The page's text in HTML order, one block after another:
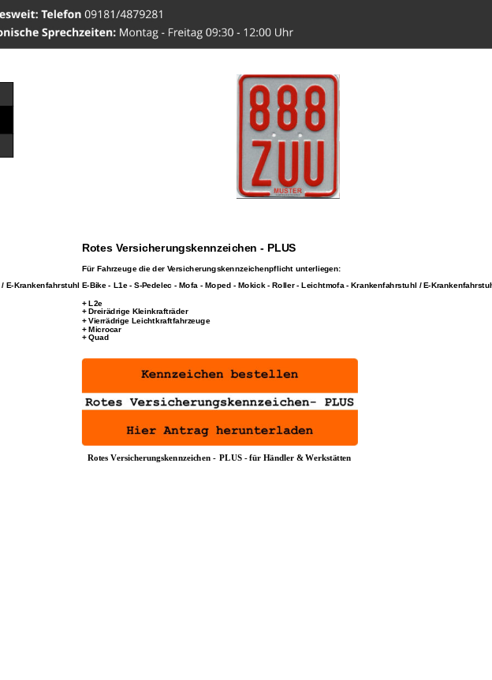
E-Krankenfahrstuhl
Rotes Versicherungskennzeichen - PLUS
Für Fahrzeuge die der Versicherungskennzeichenpflicht unterliegen:
E-Bike - L1e - S-Pedelec - Mofa - Moped - Mokick - Roller - Leichtmofa - Krankenfahrstuhl / E-
+ L2e
+ Dreirädrige Kleinkrafträder
+ Vierrädrige Leichtkraftfahrzeuge
+ Microcar
+ Quad
Rotes Versicherungskennzeichen - PLUS - für Händler & Werkstätten
Werner-Hahn.de